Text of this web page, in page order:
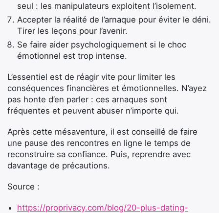
seul : les manipulateurs exploitent l’isolement.
Accepter la réalité de l’arnaque pour éviter le déni.
Tirer les leçons pour l’avenir.
Se faire aider psychologiquement si le choc
émotionnel est trop intense.
L’essentiel est de réagir vite pour limiter les
conséquences financières et émotionnelles. N’ayez
pas honte d’en parler : ces arnaques sont
fréquentes et peuvent abuser n’importe qui.
Après cette mésaventure, il est conseillé de faire
une pause des rencontres en ligne le temps de
reconstruire sa confiance. Puis, reprendre avec
davantage de précautions.
Source :
https://proprivacy.com/blog/20-plus-dating-